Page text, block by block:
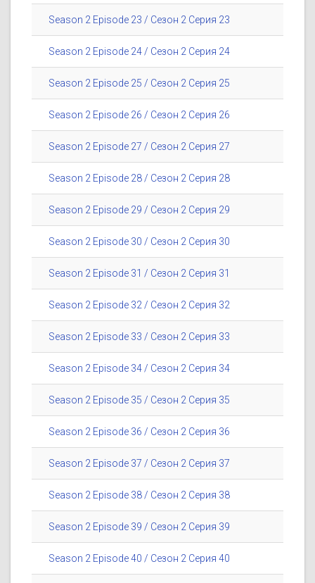
Season 2 Episode 23 / Сезон 2 Серия 23
Season 2 Episode 24 / Сезон 2 Серия 24
Season 2 Episode 25 / Сезон 2 Серия 25
Season 2 Episode 26 / Сезон 2 Серия 26
Season 2 Episode 27 / Сезон 2 Серия 27
Season 2 Episode 28 / Сезон 2 Серия 28
Season 2 Episode 29 / Сезон 2 Серия 29
Season 2 Episode 30 / Сезон 2 Серия 30
Season 2 Episode 31 / Сезон 2 Серия 31
Season 2 Episode 32 / Сезон 2 Серия 32
Season 2 Episode 33 / Сезон 2 Серия 33
Season 2 Episode 34 / Сезон 2 Серия 34
Season 2 Episode 35 / Сезон 2 Серия 35
Season 2 Episode 36 / Сезон 2 Серия 36
Season 2 Episode 37 / Сезон 2 Серия 37
Season 2 Episode 38 / Сезон 2 Серия 38
Season 2 Episode 39 / Сезон 2 Серия 39
Season 2 Episode 40 / Сезон 2 Серия 40